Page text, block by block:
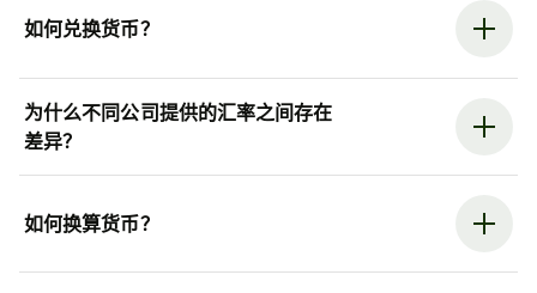
如何兑换货币？
为什么不同公司提供的汇率之间存在
差异？
如何换算货币？